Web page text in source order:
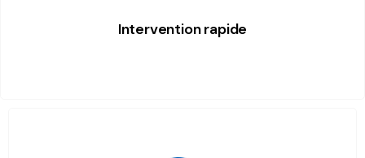
Intervention rapide